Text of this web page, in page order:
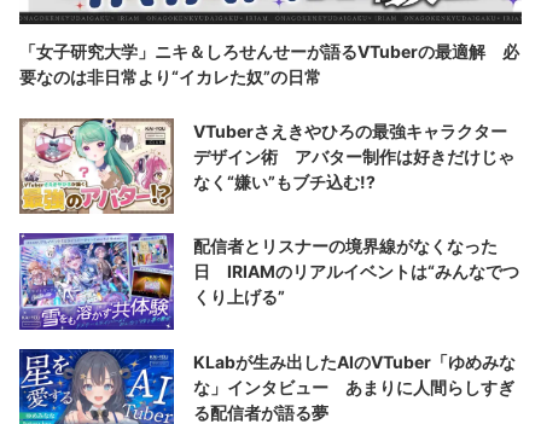
「女子研究大学」ニキ＆しろせんせーが語るVTuberの最適解 必
要なのは非日常より“イカレた奴”の日常
VTuberさえきやひろの最強キャラクター
デザイン術 アバター制作は好きだけじゃ
なく“嫌い”もブチ込む!?
配信者とリスナーの境界線がなくなった
日 IRIAMのリアルイベントは“みんなでつ
くり上げる”
KLabが生み出したAIのVTuber「ゆめみな
な」インタビュー あまりに人間らしすぎ
る配信者が語る夢